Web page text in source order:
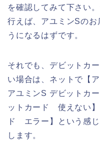
を確認してみて下さい
行えば、アユミンSのお
うになるはずです。
それでも、デビットカ
い場合は、ネットで【
アユミンS デビットカ
ットカード 使えない
ド エラー】という感
します。